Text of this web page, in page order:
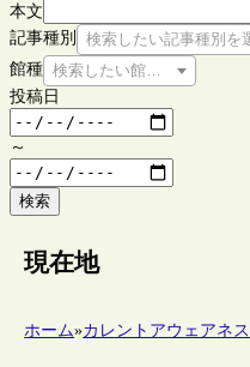
本文
記事種別
検索したい記事種別を
館種 検索したい館種を選択して
投稿日
～
検索
現在地
ホーム»カレントアウェアネ